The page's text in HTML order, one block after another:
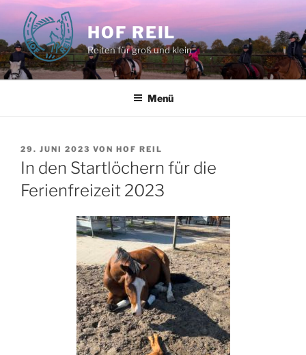
Zum
Inhalt
springen
HOF REIL
Reiten für groß und klein
Menü
VERÖFFENTLICHT
AM
29. JUNI 2023 VON HOF REIL
In den Startlöchern für die
Ferienfreizeit 2023